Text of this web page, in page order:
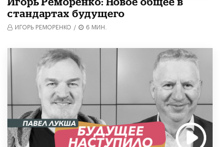
стандартах будущего
ИГОРЬ РЕМОРЕНКО / 6 МИН.